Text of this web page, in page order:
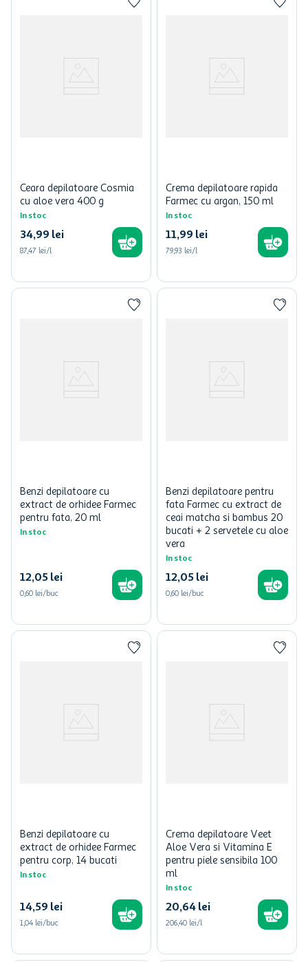
Ceara depilatoare Cosmia
cu aloe vera 400 g
In stoc
34,99 lei
87,47 lei/l
Crema depilatoare rapida
Farmec cu argan, 150 ml
In stoc
11,99 lei
79,93 lei/l
Benzi depilatoare cu
extract de orhidee Farmec
pentru fata, 20 ml
In stoc
12,05 lei
0,60 lei/buc
Benzi depilatoare pentru
fata Farmec cu extract de
ceai matcha si bambus 20
bucati + 2 servetele cu aloe
vera
In stoc
12,05 lei
0,60 lei/buc
Benzi depilatoare cu
extract de orhidee Farmec
pentru corp, 14 bucati
In stoc
14,59 lei
1,04 lei/buc
Crema depilatoare Veet
Aloe Vera si Vitamina E
pentru piele sensibila 100
ml
In stoc
20,64 lei
206,40 lei/l